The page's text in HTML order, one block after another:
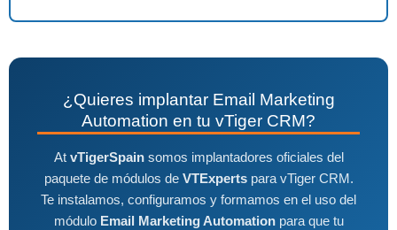
¿Quieres implantar Email Marketing
Automation en tu vTiger CRM?
At vTigerSpainsomos implantadores oficiales del
paquete de módulos de VTExpertspara vTiger CRM.
Te instalamos, configuramos y formamos en el uso del
módulo Email Marketing Automationpara que tu